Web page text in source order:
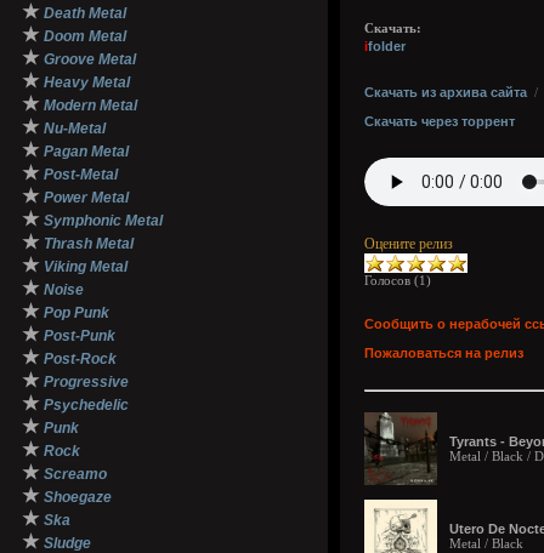
★ Death Metal
★ Doom Metal
★ Groove Metal
★ Heavy Metal
★ Modern Metal
★ Nu-Metal
★ Pagan Metal
★ Post-Metal
★ Power Metal
★ Symphonic Metal
★ Thrash Metal
★ Viking Metal
★ Noise
★ Pop Punk
★ Post-Punk
★ Post-Rock
★ Progressive
★ Psychedelic
★ Punk
★ Rock
★ Screamo
★ Shoegaze
★ Ska
★ Sludge
Скачать:
ifolder
Скачать из архива сайта /
Скачать через торрент
Оцените релиз
Голосов (1)
Сообщить о нерабочей
Пожаловаться на релиз
Tyrants -
Metal / Black /
Utero De
Metal / Black